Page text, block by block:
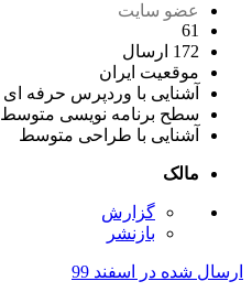
عضو سایت
61
172 ارسال
موقعیت ایران
آشنایی با وردپرس حرفه ای
سطح برنامه نویسی متوسط
آشنایی با طراحی متوسط
مالک
گزارش
بازنشر
ارسال شده در اسفند 99